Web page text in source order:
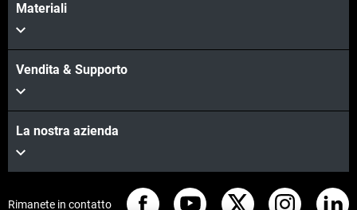
Materiali
Vendita & Supporto
La nostra azienda
Rimanete in contatto